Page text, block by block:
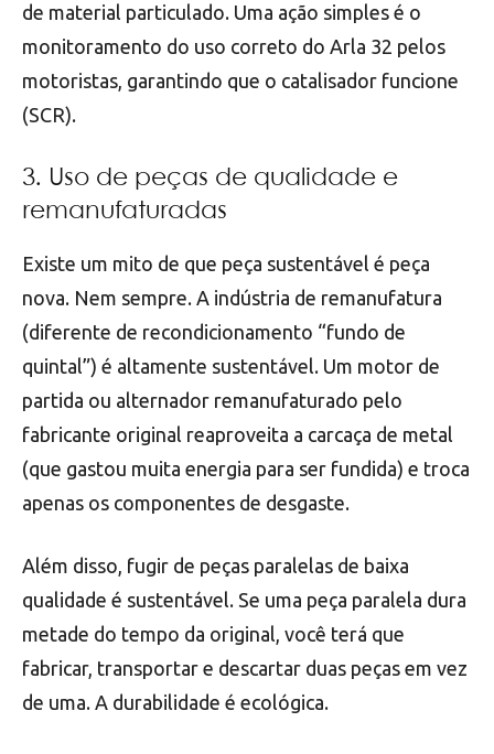
de material particulado. Uma ação simples é o
monitoramento do uso correto do Arla 32 pelos
motoristas, garantindo que o catalisador funcione
(SCR).
3. Uso de peças de qualidade e
remanufaturadas
Existe um mito de que peça sustentável é peça
nova. Nem sempre. A indústria de remanufatura
(diferente de recondicionamento “fundo de
quintal”) é altamente sustentável. Um motor de
partida ou alternador remanufaturado pelo
fabricante original reaproveita a carcaça de metal
(que gastou muita energia para ser fundida) e troca
apenas os componentes de desgaste.
Além disso, fugir de peças paralelas de baixa
qualidade é sustentável. Se uma peça paralela dura
metade do tempo da original, você terá que
fabricar, transportar e descartar duas peças em vez
de uma. A durabilidade é ecológica.